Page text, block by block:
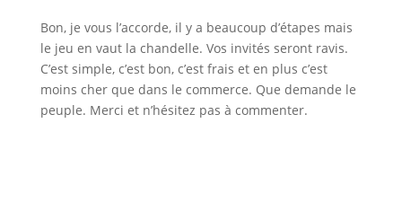
Bon, je vous l’accorde, il y a beaucoup d’étapes mais
le jeu en vaut la chandelle. Vos invités seront ravis.
C’est simple, c’est bon, c’est frais et en plus c’est
moins cher que dans le commerce. Que demande le
peuple. Merci et n’hésitez pas à commenter.